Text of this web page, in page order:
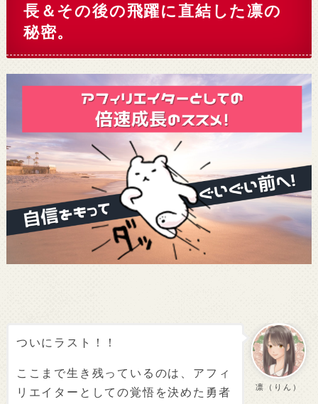
長＆その後の飛躍に直結した凛の
秘密。
凛（りん）
ついにラスト！！
ここまで生き残っているのは、アフィ
リエイターとしての覚悟を決めた勇者